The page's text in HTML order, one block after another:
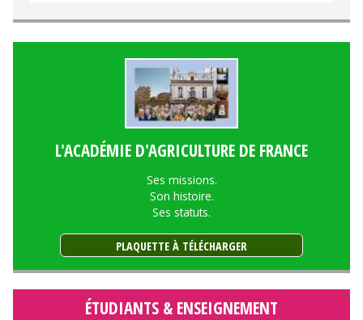
L'ACADÉMIE D'AGRICULTURE DE FRANCE
Ses missions.
Son histoire.
Ses statuts.
PLAQUETTE À TÉLÉCHARGER
ÉTUDIANTS & ENSEIGNEMENT